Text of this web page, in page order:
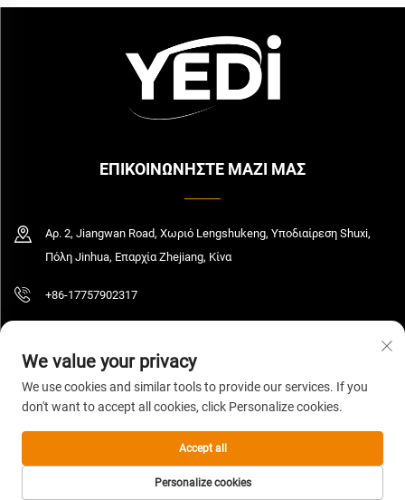
ΕΠΙΚΟΙΝΩΝΗΣΤΕ ΜΑΖΙ ΜΑΣ
Αρ. 2, Jiangwan Road, Χωριό Lengshukeng, Υποδιαίρεση Shuxi,
Πόλη Jinhua, Επαρχία Zhejiang, Κίνα
+86-17757902317
Πνευματικά δικαιώματα © 2026 Zhejiang Yedi Industry And Trade Co., Ltd. Με
επιφύλαξη όλων των δικαιωμάτων. Πολιτική Απορρήτου
We value your privacy
We use cookies and similar tools to provide our services. If you
don't want to accept all cookies, click Personalize cookies.
Personalize cookies
Accept all